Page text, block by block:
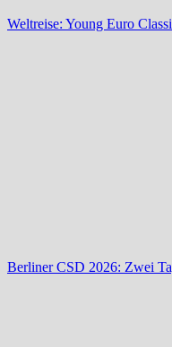
Weltreise: Young Euro
Berliner CSD 2026: Zwei